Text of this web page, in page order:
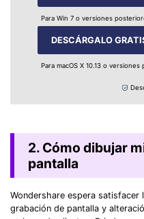
Para Win 7 o versiones
DESCÁRGALO
Para macOS X 10.13 o versiones
2. Cómo dibujar
pantalla
Wondershare espera satisfacer
grabación de pantalla y